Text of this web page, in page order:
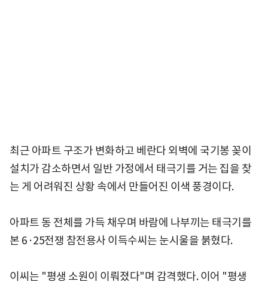
최근 아파트 구조가 변화하고 베란다 외벽에 국기봉 꽂이
설치가 감소하면서 일반 가정에서 태극기를 거는 집을 찾
는 게 어려워진 상황 속에서 만들어진 이색 풍경이다.
아파트 동 전체를 가득 채우며 바람에 나부끼는 태극기를
본 6·25전쟁 참전용사 이득수씨는 눈시울을 붉혔다.
이씨는 "평생 소원이 이뤄졌다"며 감격했다. 이어 "평생